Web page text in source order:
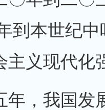
到本世纪
主义现代化
，我国发